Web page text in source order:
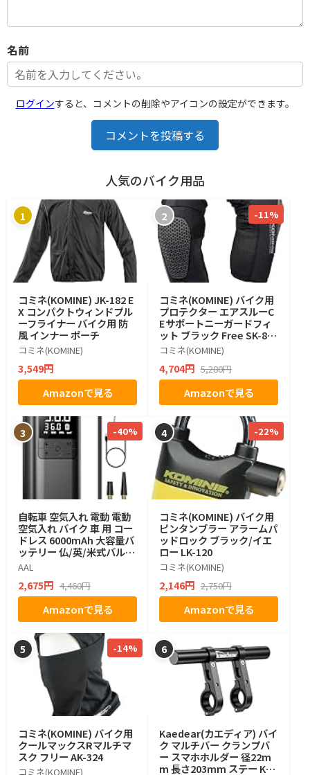
名前
ログインすると、コメントの削除やアイコンの設定ができます。
コメントを投稿する
人気のバイク用品
1
コミネ(KOMINE) JK-182 E
X コンパクトウィンドプル
ーフライナー バイク用 防
風 インナー ポーチ
コミネ(KOMINE)
3,549円
Amazonで見る
2 -11%
コミネ(KOMINE) バイク用
プロテクター エアスルーC
Eサポートニーガードフィ
ット ブラック Free SK-827
12997 プロテクター CE規
格
コミネ(KOMINE)
4,704円 5,280円
Amazonで見る
3 -40%
自転車 空気入れ 電動 電動
空気入れ バイク 車 用 コー
ドレス 6000mAh 大容量バ
ッテリー 仏/英/米式バルブ
対応 自動停止 低騒音 エア
ポンプ
AAL
2,675円 4,460円
Amazonで見る
4 -22%
コミネ(KOMINE) バイク用
ピンタンブラー アラームパ
ッドロック ブラック/イエ
ロー LK-120
コミネ(KOMINE)
2,146円 2,750円
Amazonで見る
5 -14%
コミネ(KOMINE) バイク用
クールマックスRマルチマ
スク フリー AK-324
コミネ(KOMINE)
6
Kaedear(カエディア) バイ
ク マルチバー クランプバ
ー スマホホルダー 径22m
m 長さ203mm ステー KD